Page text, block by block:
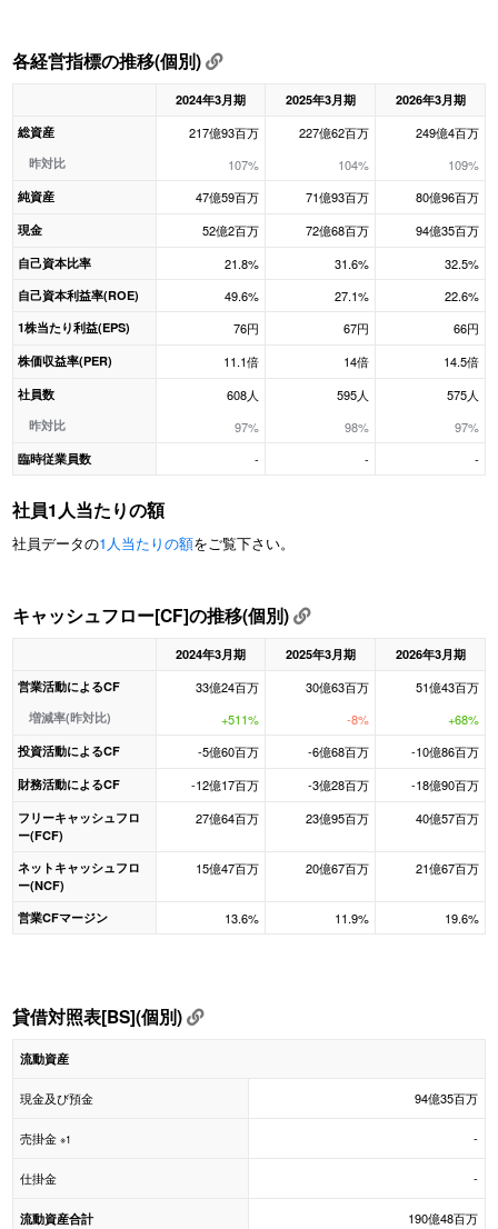
各経営指標の推移(個別)
2024年3月期 2025年3月期
2026年3月期
総資産
昨対比
217億93百万
107%
227億62百万
104%
249億4百万
109%
純資産 47億59百万 71億93百万 80億96百万
現金 52億2百万 72億68百万 94億35百万
自己資本比率 21.8% 31.6% 32.5%
自己資本利益率(ROE) 49.6% 27.1% 22.6%
1株当たり利益(EPS) 76円 67円 66円
株価収益率(PER) 11.1倍 14倍 14.5倍
社員数
昨対比
608人
97%
595人
98%
575人
97%
臨時従業員数 - - -
社員1人当たりの額
社員データの1人当たりの額をご覧下さい。
キャッシュフロー[CF]の推移(個別)
2024年3月期 2025年3月期
2026年3月期
営業活動によるCF
増減率(昨対比)
33億24百万
+511%
30億63百万
-8%
51億43百万
+68%
投資活動によるCF -5億60百万 -6億68百万 -10億86百万
財務活動によるCF -12億17百万 -3億28百万 -18億90百万
フリーキャッシュフロ
ー(FCF)
27億64百万 23億95百万 40億57百万
ネットキャッシュフロ
ー(NCF)
15億47百万 20億67百万 21億67百万
営業CFマージン 13.6% 11.9% 19.6%
貸借対照表[BS](個別)
流動資産
現金及び預金 94億35百万
売掛金 ※1 -
仕掛金 -
流動資産合計 190億48百万